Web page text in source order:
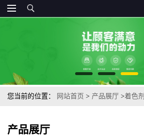
您当前的位置： 网站首页 > 产品展厅 >着色剂
产品展厅